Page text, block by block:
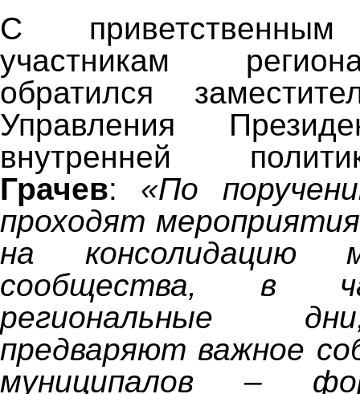
С
участникам
обратился
Управления
внутренней
Грачев: «По
проходят
на консолидацию
сообщества, в
региональные
предваряют важное
муниципалов –